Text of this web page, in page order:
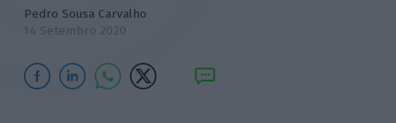
Pedro Sousa Carvalho
14 Setembro 2020